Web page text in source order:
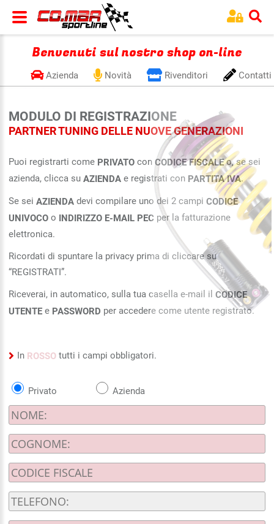
Benvenuti sul nostro shop on-line
Azienda Novità Rivenditori Contatti
MODULO DI REGISTRAZIONE
PARTNER TUNING DELLE NUOVE GENERAZIONI
Puoi registrarti come PRIVATO conCODICE FISCALEo, se sei
azienda, clicca suAZIENDA e registrati con PARTITA IVA.
Se seiAZIENDA devi compilare uno dei 2 campiCODICE
UNIVOCO o INDIRIZZO E-MAIL PEC per la fatturazione
elettronica.
Ricordati di spuntare la privacy prima di cliccare su
“REGISTRATI”.
Riceverai, in automatico, sulla tua casella e-mail ilCODICE
UTENTE e PASSWORD per accedere come utente registrato.
In ROSSO tutti i campi obbligatori.
Privato Azienda